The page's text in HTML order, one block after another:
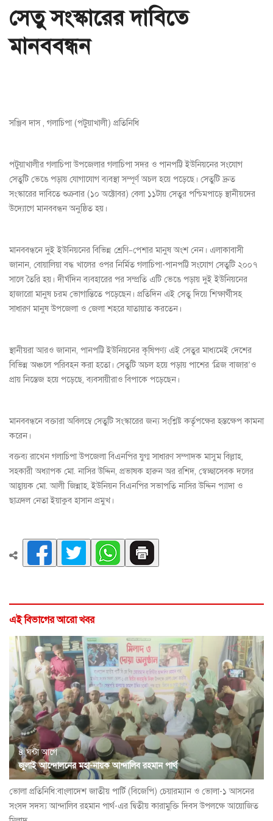
সেতু সংস্কারের দাবিতে
মানববন্ধন
সঞ্জিব দাস , গলাচিপা (পটুয়াখালী) প্রতিনিধি
পটুয়াখালীর গলাচিপা উপজেলার গলাচিপা সদর ও পানপট্টি ইউনিয়নের সংযোগ
সেতুটি ভেঙে পড়ায় যোগাযোগ ব্যবস্থা সম্পূর্ণ অচল হয়ে পড়েছে। সেতুটি দ্রুত
সংস্কারের দাবিতে শুক্রবার (১০ অক্টোবর) বেলা ১১টায় সেতুর পশ্চিমপাড়ে স্থানীয়দের
উদ্যোগে মানববন্ধন অনুষ্ঠিত হয়।
মানববন্ধনে দুই ইউনিয়নের বিভিন্ন শ্রেণি–পেশার মানুষ অংশ নেন। এলাকাবাসী
জানান, বোয়ালিয়া বদ্ধ খালের ওপর নির্মিত গলাচিপা-পানপট্টি সংযোগ সেতুটি ২০০৭
সালে তৈরি হয়। দীর্ঘদিন ব্যবহারের পর সম্প্রতি এটি ভেঙে পড়ায় দুই ইউনিয়নের
হাজারো মানুষ চরম ভোগান্তিতে পড়েছেন। প্রতিদিন এই সেতু দিয়ে শিক্ষার্থীসহ
সাধারণ মানুষ উপজেলা ও জেলা শহরে যাতায়াত করতেন।
স্থানীয়রা আরও জানান, পানপট্টি ইউনিয়নের কৃষিপণ্য এই সেতুর মাধ্যমেই দেশের
বিভিন্ন অঞ্চলে পরিবহন করা হতো। সেতুটি অচল হয়ে পড়ায় পাশের ‘ব্রিজ বাজার’ও
প্রায় নিস্তেজ হয়ে পড়েছে, ব্যবসায়ীরাও বিপাকে পড়েছেন।
মানববন্ধনে বক্তারা অবিলম্বে সেতুটি সংস্কারের জন্য সংশ্লিষ্ট কর্তৃপক্ষের হস্তক্ষেপ কামনা
করেন।
বক্তব্য রাখেন গলাচিপা উপজেলা বিএনপির যুগ্ম সাধারণ সম্পাদক মাসুম বিল্লাহ,
সহকারী অধ্যাপক মো. নাসির উদ্দিন, প্রভাষক হারুন অর রশিদ, স্বেচ্ছাসেবক দলের
আহ্বায়ক মো. আলী জিন্নাহ, ইউনিয়ন বিএনপির সভাপতি নাসির উদ্দিন প্যাদা ও
ছাত্রদল নেতা ইয়াকুব হাসান প্রমুখ।
এই বিভাগের আরো খবর
৪ ঘন্টা আগে
জুলাই আন্দোলনের মহা-নায়ক আন্দালিব রহমান পার্থ
ভোলা প্রতিনিধি:বাংলাদেশ জাতীয় পার্টি (বিজেপি) চেয়ারম্যান ও ভোলা-১ আসনের
সংসদ সদস্য আন্দালিব রহমান পার্থ-এর দ্বিতীয় কারামুক্তি দিবস উপলক্ষে আয়োজিত